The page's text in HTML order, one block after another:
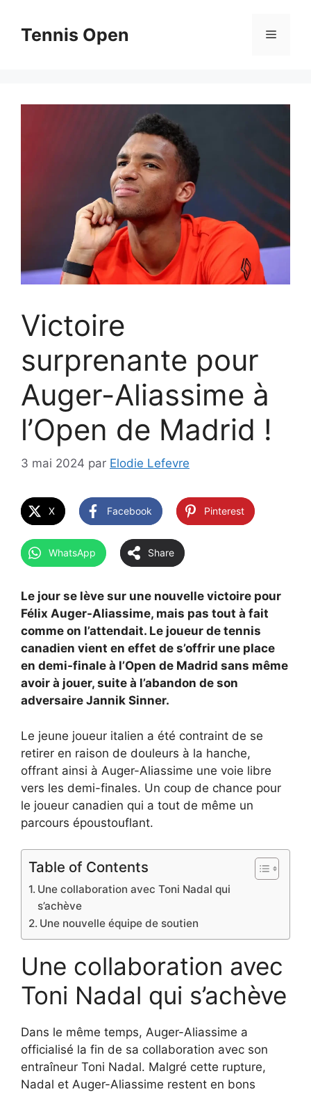
contenuTennis Open Menu
Victoire
surprenante pour
Auger-Aliassime à
l’Open de Madrid !
3 mai 2024 par Elodie Lefevre
X Facebook Pinterest
WhatsApp Share
Le jour se lève sur une nouvelle victoire pour
Félix Auger-Aliassime, mais pas tout à fait
comme on l’attendait. Le joueur de tennis
canadien vient en effet de s’offrir une place
en demi-finale à l’Open de Madrid sans même
avoir à jouer, suite à l’abandon de son
adversaire Jannik Sinner.
Le jeune joueur italien a été contraint de se
retirer en raison de douleurs à la hanche,
offrant ainsi à Auger-Aliassime une voie libre
vers les demi-finales. Un coup de chance pour
le joueur canadien qui a tout de même un
parcours époustouflant.
Table of Contents
Une collaboration avec Toni Nadal qui
s’achève
Une nouvelle équipe de soutien
Une collaboration avec
Toni Nadal qui s’achève
Dans le même temps, Auger-Aliassime a
officialisé la fin de sa collaboration avec son
entraîneur Toni Nadal. Malgré cette rupture,
Nadal et Auger-Aliassime restent en bons